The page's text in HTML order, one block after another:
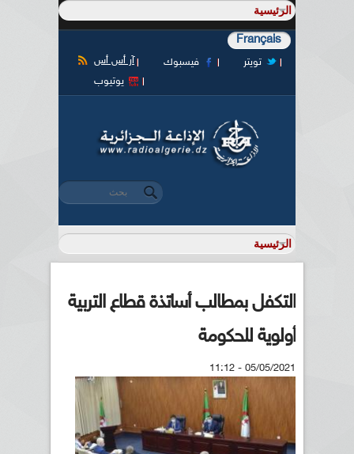
Français
آر أس أس فيسبوك
تويتر
يوتيوب
استمارة البحث
‏بحث ‏
التكفل بمطالب أساتذة قطاع التربية
أولوية للحكومة
05/05/2021 - 11:12